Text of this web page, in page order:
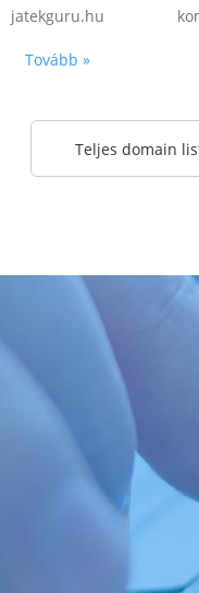
jatekguru.hu
Tovább »
Teljes domain